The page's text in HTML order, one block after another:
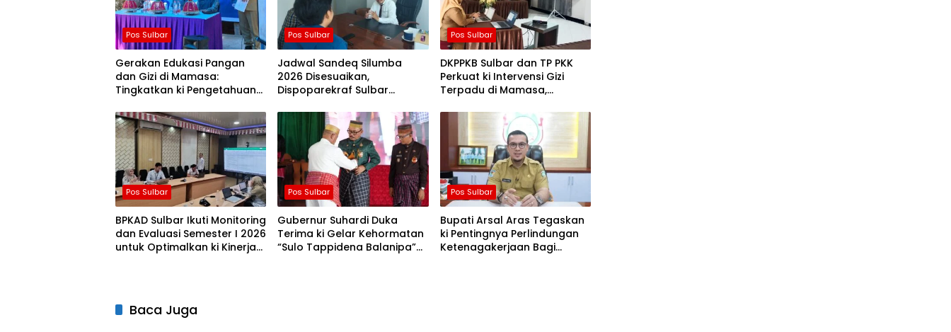
Pos Sulbar
Gerakan Edukasi Pangan
dan Gizi di Mamasa:
Tingkatkan ki Pengetahuan
dalam Pemenuhan Gizi
Pos Sulbar
Jadwal Sandeq Silumba
2026 Disesuaikan,
Dispoparekraf Sulbar
Dimatangkan
Pos Sulbar
DKPPKB Sulbar dan TP PKK
Perkuat ki Intervensi Gizi
Terpadu di Mamasa,
Maju dan Sejahtera
Pos Sulbar
BPKAD Sulbar Ikuti Monitoring
dan Evaluasi Semester I 2026
untuk Optimalkan ki Kinerja
Pos Sulbar
Gubernur Suhardi Duka
Terima ki Gelar Kehormatan
“Sulo Tappidena Balanipa”
Pos Sulbar
Bupati Arsal Aras Tegaskan
ki Pentingnya Perlindungan
Ketenagakerjaan Bagi
Baca Juga